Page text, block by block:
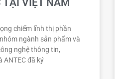
TẠI VIỆT NAM
chiếm lĩnh thị phần
ngành sản phẩm và
nghệ thông tin,
ANTEC đã ký